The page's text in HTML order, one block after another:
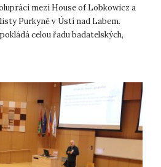
mezi House of Lobkowicz a
Purkyně v Ústí nad Labem.
celou řadu badatelských,